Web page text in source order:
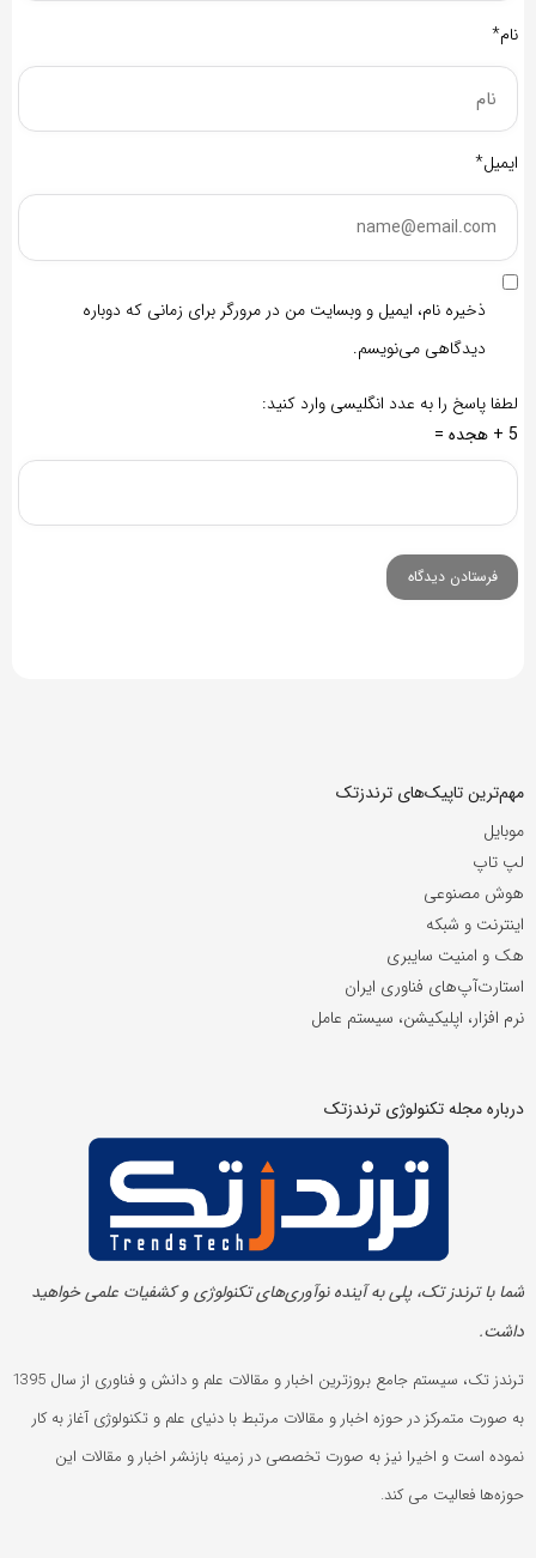
نام*
ایمیل*
ذخیره نام، ایمیل و وبسایت من در مرورگر برای زمانی که دوباره
دیدگاهی می‌نویسم.
لطفا پاسخ را به عدد انگلیسی وارد کنید:
5 + هجده =
مهم‌ترین تاپیک‌های ترندزتک
موبایل
لپ تاپ
هوش مصنوعی
اینترنت و شبکه
هک و امنیت سایبری
استارت‌آپ‌های فناوری ایران
نرم افزار، اپلیکیشن، سیستم عامل
درباره مجله تکنولوژی ترندزتک
شما با ترندز تک، پلی به آینده‌ نوآوری‌های تکنولوژی و کشفیات علمی خواهید
داشت.
ترندز تک، سیستم جامع بروزترین اخبار و مقالات علم و دانش و فناوری از سال 1395
به صورت متمرکز در حوزه اخبار و مقالات مرتبط با دنیای علم و تکنولوژی آغاز به کار
نموده است و اخیرا نیز به صورت تخصصی در زمینه بازنشر اخبار و مقالات این
حوزه‌ها فعالیت می کند.